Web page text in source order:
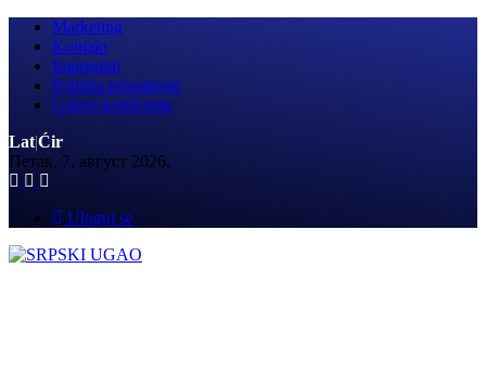
Marketing
Kontakt
Impresum
Politika privatnosti
Uslovi korišćenja
Lat|Ćir
Петак, 7. август 2026.
Uloguj se